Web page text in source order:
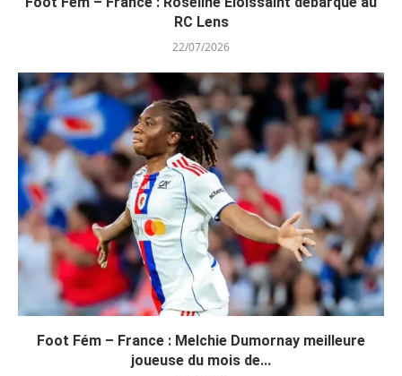
RC Lens
22/07/2026
Foot Fém – France : Melchie Dumornay meilleure
joueuse du mois de...